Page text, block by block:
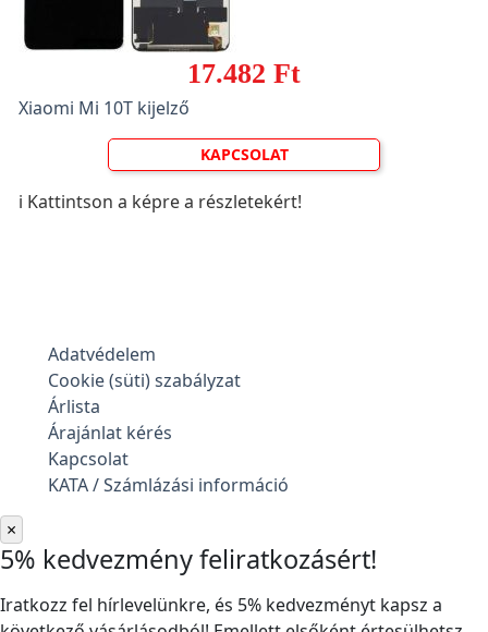
17.482 Ft
Xiaomi Mi 10T kijelző
KAPCSOLAT
ℹ️ Kattintson a képre a részletekért!
Adatvédelem
Cookie (süti) szabályzat
Árlista
Árajánlat kérés
Kapcsolat
KATA / Számlázási információ
×
5% kedvezmény feliratkozásért!
Iratkozz fel hírlevelünkre, és 5% kedvezményt kapsz a